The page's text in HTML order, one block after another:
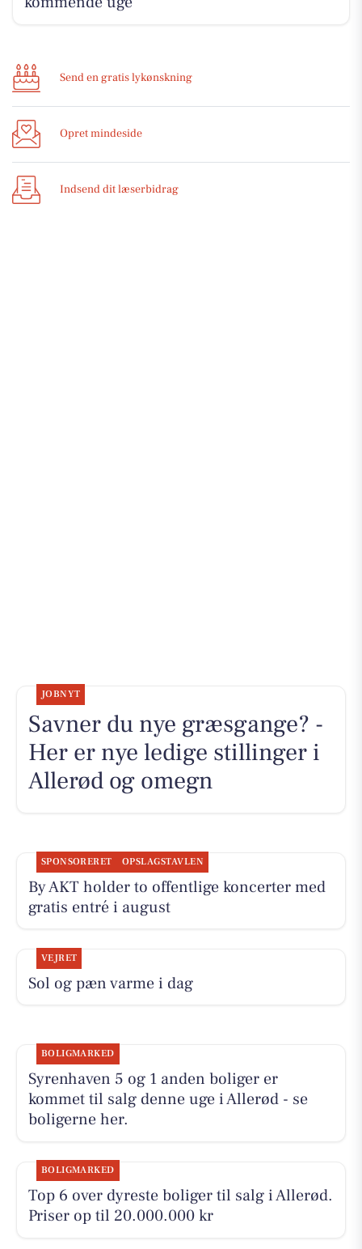
Send en gratis lykønskning
Opret mindeside
Indsend dit læserbidrag
JOBNYT
Savner du nye græsgange? -
Her er nye ledige stillinger i
Allerød og omegn
SPONSORERET OPSLAGSTAVLEN
By AKT holder to offentlige koncerter med
gratis entré i august
VEJRET
Sol og pæn varme i dag
BOLIGMARKED
Syrenhaven 5 og 1 anden boliger er
kommet til salg denne uge i Allerød - se
boligerne her.
BOLIGMARKED
Top 6 over dyreste boliger til salg i Allerød.
Priser op til 20.000.000 kr